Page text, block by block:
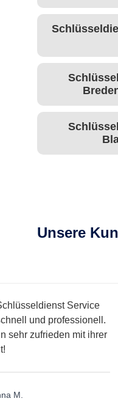
Unsere
Service
und professionell.
zufrieden mit ihrer
M.